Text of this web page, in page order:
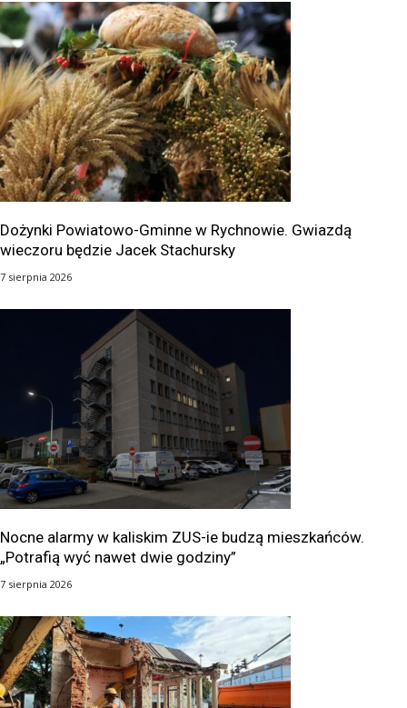
Dożynki Powiatowo-Gminne w Rychnowie. Gwiazdą
wieczoru będzie Jacek Stachursky
7 sierpnia 2026
Nocne alarmy w kaliskim ZUS-ie budzą mieszkańców.
„Potrafią wyć nawet dwie godziny”
7 sierpnia 2026